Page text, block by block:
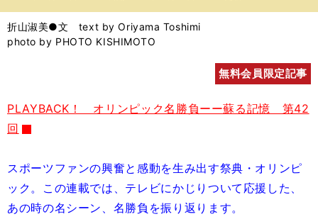
バ
折山淑美●文 text by Oriyama Toshimi
photo by PHOTO KISHIMOTO
無料会員限定記事
PLAYBACK！ オリンピック名勝負ーー蘇る記憶 第42
回
スポーツファンの興奮と感動を生み出す祭典・オリンピ
ック。この連載では、テレビにかじりついて応援した、
あの時の名シーン、名勝負を振り返ります。